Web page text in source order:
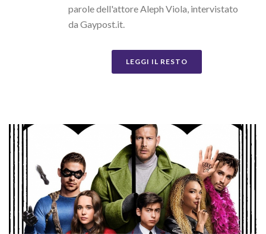
parole dell'attore Aleph Viola, intervistato
da Gaypost.it.
LEGGI IL RESTO